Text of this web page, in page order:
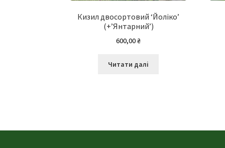
Кизил двосортовий ‘Йоліко’
(+’Янтарний’)
600,00₴
Читати далі